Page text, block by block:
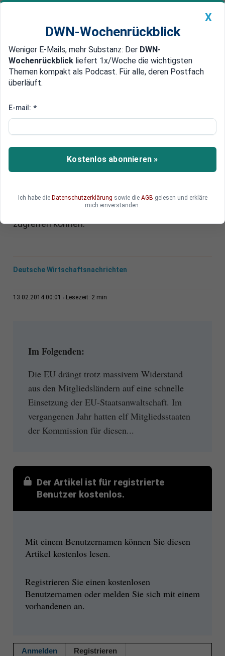
Newsticker MEIN DWN: Geldanlage Premium
Edelmetalle DWN-Magazin China
Mit deutscher Unterstützung
Brüssel unterläuft nationale
Gerichte mit EU-Staatsanwalt
Der Rechtsausschuss des EU-Parlaments
Mitgliedsstaaten. Die neue Behörde soll Telefone
zugreifen können.
Deutsche Wirtschaftsnachrichten
13.02.2014 00:01 Lesezeit: 2 min
Im Folgenden:
Die EU drängt trotz massivem Widerstand
aus den Mitgliedsländern auf eine schnelle
Einsetzung der EU-Staatsanwaltschaft. Im
vergangenen Jahr hatten elf Mitgliedsstaaten
der Kommission für diesen...
Der Artikel ist für registrierte
Benutzer kostenlos.
Mit einem Benutzernamen können Sie diesen
Artikel kostenlos lesen.
Registrieren Sie einen kostenlosen
Benutzernamen oder melden Sie sich mit einem
vorhandenen an.
Anmelden Registrieren
X
DWN-Wochenrückblick
Weniger E-Mails, mehr Substanz: Der DWN-
Wochenrückblick liefert 1x/Woche die wichtigsten
Themen kompakt als Podcast. Für alle, deren Postfach
überläuft.
E-mail: *
Kostenlos abonnieren »
Ich habe die Datenschutzerklärung sowie die AGB gelesen und erkläre
mich einverstanden.